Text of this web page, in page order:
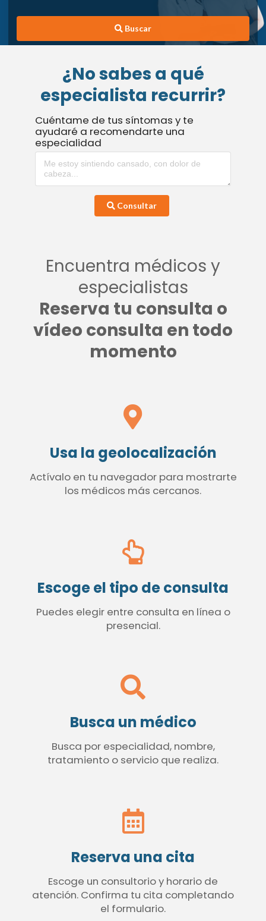
Buscar
¿No sabes a qué
especialista recurrir?
Cuéntame de tus síntomas y te
ayudaré a recomendarte una
especialidad
Consultar
Encuentra médicos y
especialistas
Reserva tu consulta o
vídeo consulta en todo
momento
Usa la geolocalización
Actívalo en tu navegador para mostrarte
los médicos más cercanos.
Escoge el tipo de consulta
Puedes elegir entre consulta en línea o
presencial.
Busca un médico
Busca por especialidad, nombre,
tratamiento o servicio que realiza.
Reserva una cita
Escoge un consultorio y horario de
atención. Confirma tu cita completando
el formulario.